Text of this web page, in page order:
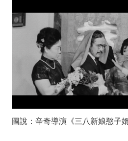
圖說：辛奇導演《三八新娘憨子婿